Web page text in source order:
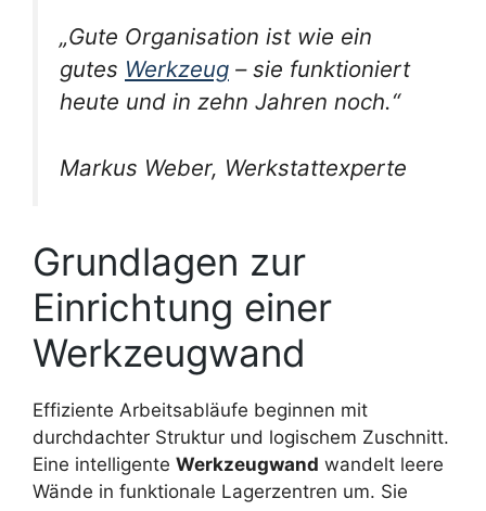
„Gute Organisation ist wie ein
gutes Werkzeug – sie funktioniert
heute und in zehn Jahren noch.“
Markus Weber, Werkstattexperte
Grundlagen zur
Einrichtung einer
Werkzeugwand
Effiziente Arbeitsabläufe beginnen mit
durchdachter Struktur und logischem Zuschnitt.
Eine intelligente Werkzeugwand wandelt leere
Wände in funktionale Lagerzentren um. Sie